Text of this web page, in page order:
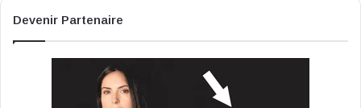
Devenir Partenaire